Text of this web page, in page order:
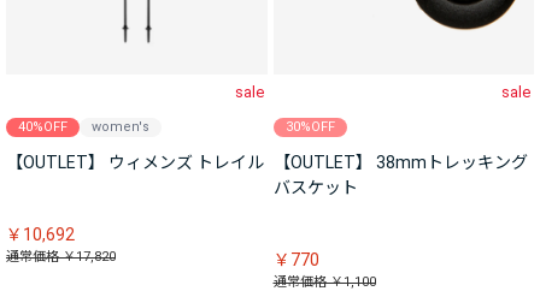
sale
40%OFF women's
【OUTLET】 ウィメンズ トレイル
￥10,692
通常価格 ￥17,820
sale
30%OFF
【OUTLET】 38mmトレッキング
バスケット
￥770
通常価格 ￥1,100